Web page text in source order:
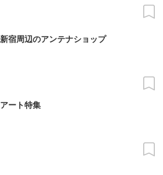
新宿周辺のアンテナショップ
アート特集